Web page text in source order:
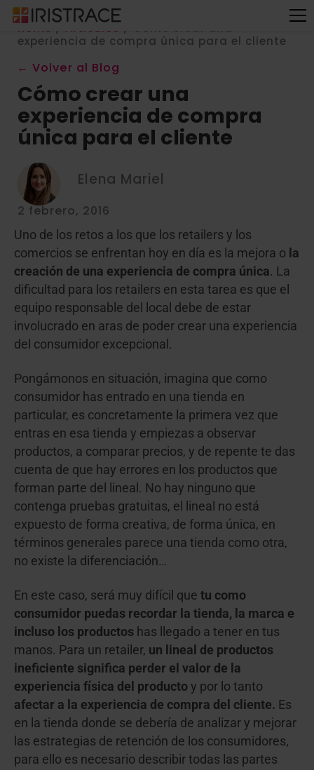
Home / Articulos /
Cómo crear una
experiencia de compra única para el cliente
← Volver al Blog
Cómo crear una
experiencia de compra
única para el cliente
Elena Mariel
2 febrero, 2016
Uno de los retos a los que los retailers y los
comercios se enfrentan hoy en día es la mejora o la
creación de una experiencia de compra única. La
dificultad para los retailers en esta tarea es que el
equipo responsable del local debe de estar
involucrado en aras de poder crear una experiencia
del consumidor excepcional.
Pongámonos en situación, imagina que como
consumidor has entrado en una tienda en
particular, es concretamente la primera vez que
entras en esa tienda y empiezas a observar
productos, a comparar precios, y de repente te das
cuenta de que hay errores en los productos que
forman parte del lineal. No hay ninguno que
contenga pruebas gratuitas, el lineal no está
expuesto de forma creativa, de forma única, en
términos generales parece una tienda como otra,
no existe la diferenciación…
En este caso, será muy difícil que tu como
consumidor puedas recordar la tienda, la marca e
incluso los productos has llegado a tener en tus
manos. Para un retailer, un lineal de productos
ineficiente significa perder el valor de la
experiencia física del producto y por lo tanto
afectar a la experiencia de compra del cliente. Es
en la tienda donde se debería de analizar y mejorar
las estrategias de retención de los consumidores,
para ello es necesario describir todas las partes